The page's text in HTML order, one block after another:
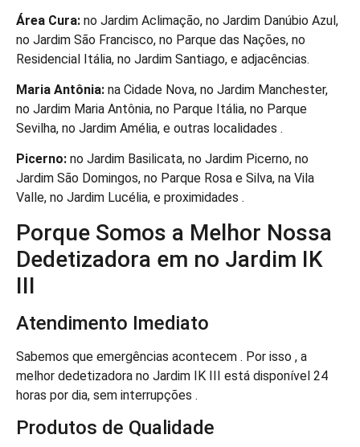
Área Cura: no Jardim Aclimação, no Jardim Danúbio Azul,
no Jardim São Francisco, no Parque das Nações, no
Residencial Itália, no Jardim Santiago, e adjacências.
Maria Antônia: na Cidade Nova, no Jardim Manchester,
no Jardim Maria Antônia, no Parque Itália, no Parque
Sevilha, no Jardim Amélia, e outras localidades .
Picerno: no Jardim Basilicata, no Jardim Picerno, no
Jardim São Domingos, no Parque Rosa e Silva, na Vila
Valle, no Jardim Lucélia, e proximidades .
Porque Somos a Melhor Nossa
Dedetizadora em no Jardim IK
III
Atendimento Imediato
Sabemos que emergências acontecem . Por isso , a
melhor dedetizadora no Jardim IK III está disponível 24
horas por dia, sem interrupções .
Produtos de Qualidade